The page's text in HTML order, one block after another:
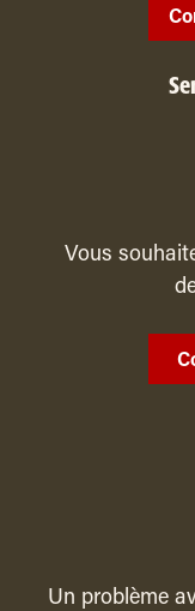
Vous
Un problème